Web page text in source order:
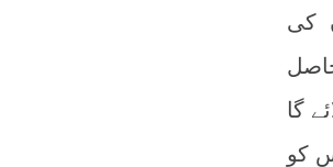
کی
گا
کو